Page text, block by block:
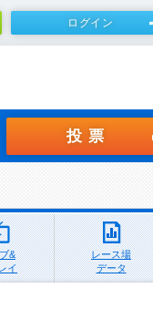
ログイン
投票
&
イ
レース場
データ